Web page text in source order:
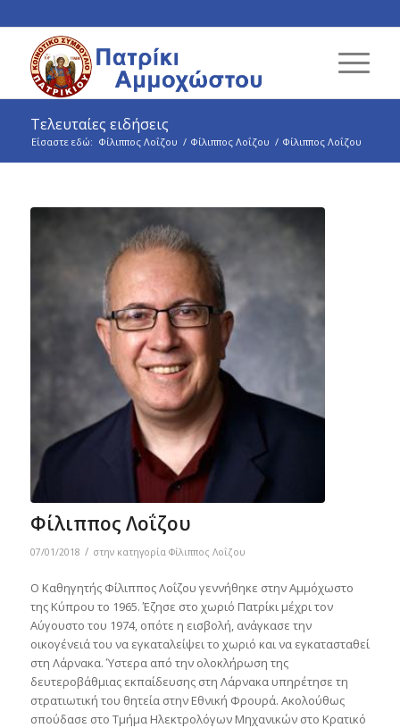
Τελευταίες ειδήσεις
Είσαστε εδώ: Φίλιππος Λοΐζου / Φίλιππος Λοΐζου / Φίλιππος Λοΐζου
Φίλιππος Λοΐζου
07/01/2018 / στην κατηγορία Φίλιππος Λοΐζου
O Καθηγητής Φίλιππος Λοΐζου γεννήθηκε στην Αμμόχωστο
της Κύπρου τo 1965. Έζησε στο χωριό Πατρίκι μέχρι τον
Αύγουστο του 1974, οπότε η εισβολή, ανάγκασε την
οικογένειά του να εγκαταλείψει το χωριό και να εγκατασταθεί
στη Λάρνακα. Ύστερα από την ολοκλήρωση της
δευτεροβάθμιας εκπαίδευσης στη Λάρνακα υπηρέτησε τη
στρατιωτική του θητεία στην Εθνική Φρουρά. Ακολούθως
σπούδασε στο Τμήμα Ηλεκτρολόγων Μηχανικών στο Κρατικό